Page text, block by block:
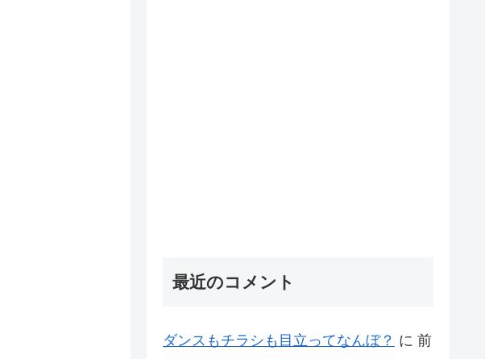
最近のコメント
ダンスもチラシも目立ってなんぼ？ に 前